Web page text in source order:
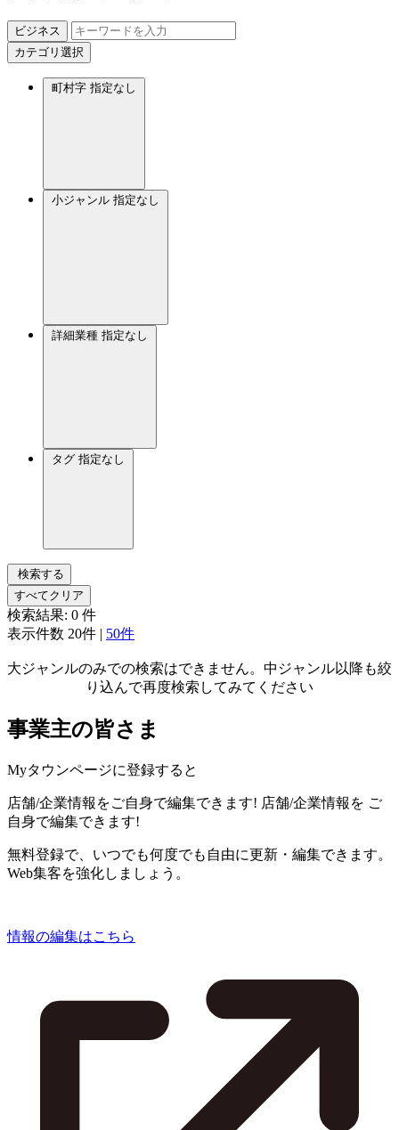
ビジネス
カテゴリ選択
町村字 指定なし
小ジャンル 指定なし
詳細業種 指定なし
タグ 指定なし
検索する
すべてクリア
検索結果: 0 件
表示件数 20件 | 50件
大ジャンルのみでの検索はできません。中ジャンル以降も絞
り込んで再度検索してみてください
事業主の皆さま
Myタウンページに登録すると
店舗/企業情報をご自身で編集できます! 店舗/企業情報を ご
自身で編集できます!
無料登録で、いつでも何度でも自由に更新・編集できます。
Web集客を強化しましょう。
情報の編集はこちら